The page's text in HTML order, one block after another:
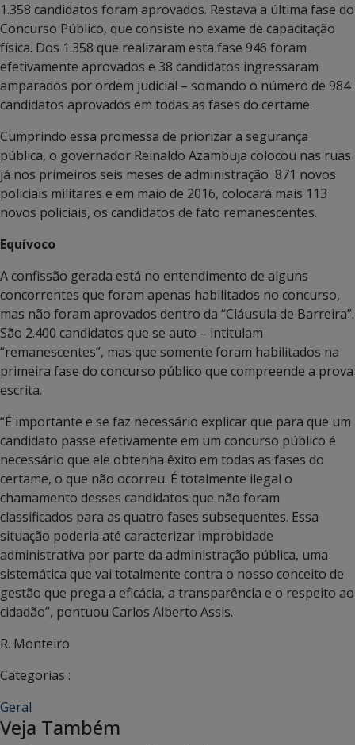
1.358 candidatos foram aprovados. Restava a última fase do
Concurso Público, que consiste no exame de capacitação
física. Dos 1.358 que realizaram esta fase 946 foram
efetivamente aprovados e 38 candidatos ingressaram
amparados por ordem judicial – somando o número de 984
candidatos aprovados em todas as fases do certame.
Cumprindo essa promessa de priorizar a segurança
pública, o governador Reinaldo Azambuja colocou nas ruas
já nos primeiros seis meses de administração 871 novos
policiais militares e em maio de 2016, colocará mais 113
novos policiais, os candidatos de fato remanescentes.
Equívoco
A confissão gerada está no entendimento de alguns
concorrentes que foram apenas habilitados no concurso,
mas não foram aprovados dentro da “Cláusula de Barreira”.
São 2.400 candidatos que se auto – intitulam
“remanescentes”, mas que somente foram habilitados na
primeira fase do concurso público que compreende a prova
escrita.
“É importante e se faz necessário explicar que para que um
candidato passe efetivamente em um concurso público é
necessário que ele obtenha êxito em todas as fases do
certame, o que não ocorreu. É totalmente ilegal o
chamamento desses candidatos que não foram
classificados para as quatro fases subsequentes. Essa
situação poderia até caracterizar improbidade
administrativa por parte da administração pública, uma
sistemática que vai totalmente contra o nosso conceito de
gestão que prega a eficácia, a transparência e o respeito ao
cidadão”, pontuou Carlos Alberto Assis.
R. Monteiro
Categorias :
Geral
Veja Também